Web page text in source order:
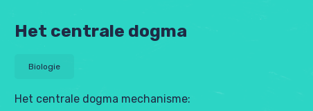
Het centrale dogma
Biologie
Het centrale dogma mechanisme: